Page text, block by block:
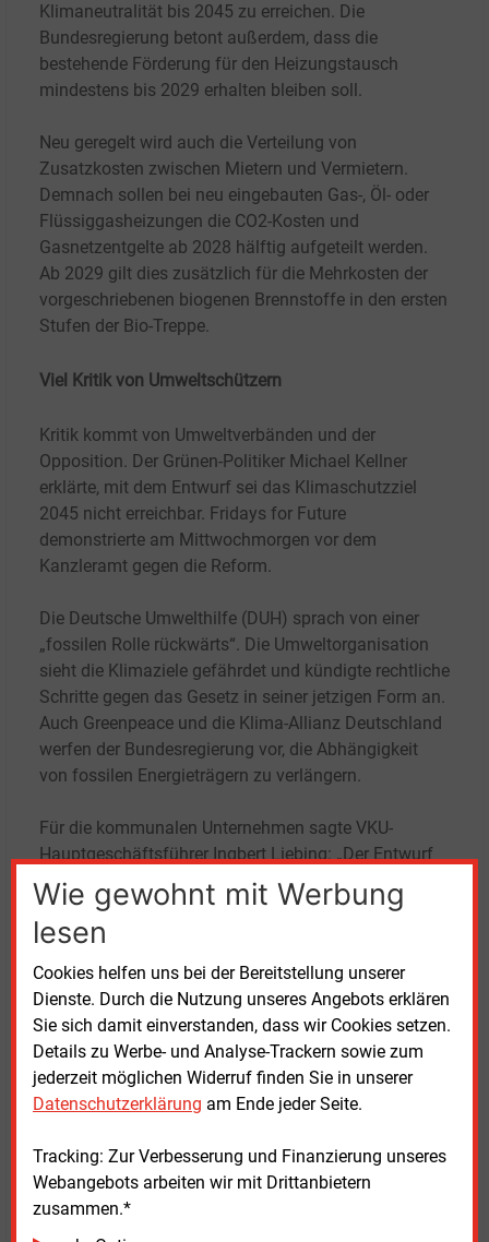
Wie gewohnt mit Werbung
lesen
Cookies helfen uns bei der Bereitstellung unserer
Dienste. Durch die Nutzung unseres Angebots erklären
Sie sich damit einverstanden, dass wir Cookies setzen.
Details zu Werbe- und Analyse-Trackern sowie zum
jederzeit möglichen Widerruf finden Sie in unserer
Datenschutzerklärung am Ende jeder Seite.
Tracking: Zur Verbesserung und Finanzierung unseres
Webangebots arbeiten wir mit Drittanbietern
zusammen.*
Klimaneutralität bis 2045 zu erreichen. Die
Bundesregierung betont außerdem, dass die
bestehende Förderung für den Heizungstausch
mindestens bis 2029 erhalten bleiben soll.
Neu geregelt wird auch die Verteilung von
Zusatzkosten zwischen Mietern und Vermietern.
Demnach sollen bei neu eingebauten Gas-, Öl- oder
Flüssiggasheizungen die CO2-Kosten und
Gasnetzentgelte ab 2028 hälftig aufgeteilt werden.
Ab 2029 gilt dies zusätzlich für die Mehrkosten der
vorgeschriebenen biogenen Brennstoffe in den ersten
Stufen der Bio-Treppe.
Viel Kritik von Umweltschützern
Kritik kommt von Umweltverbänden und der
Opposition. Der Grünen-Politiker Michael Kellner
erklärte, mit dem Entwurf sei das Klimaschutzziel
2045 nicht erreichbar. Fridays for Future
demonstrierte am Mittwochmorgen vor dem
Kanzleramt gegen die Reform.
Die Deutsche Umwelthilfe (DUH) sprach von einer
„fossilen Rolle rückwärts“. Die Umweltorganisation
sieht die Klimaziele gefährdet und kündigte rechtliche
Schritte gegen das Gesetz in seiner jetzigen Form an.
Auch Greenpeace und die Klima-Allianz Deutschland
werfen der Bundesregierung vor, die Abhängigkeit
von fossilen Energieträgern zu verlängern.
Für die kommunalen Unternehmen sagte VKU-
Hauptgeschäftsführer Ingbert Liebing: „Der Entwurf
enthält gute Ansätze.“ Dazu zähle die Abräumung
„überbürokratischer Regelungen“. Allerdings
verändere der Regierungsentwurf die Spielregeln bei
Kommunen erheblich. „Die eigentliche Arbeit beginnt
jetzt“, sagte Liebing in Bezug auf das
parlamentarische Verfahren.
Die Koalition müsse rasch für Planungssicherheit für
die Wärmewende sorgen. Dazu gehöre eine
KWKG, AVB Fernwärme und Wärmelieferverordnung,
„am besten noch vor der Sommerpause“, so Liebing.